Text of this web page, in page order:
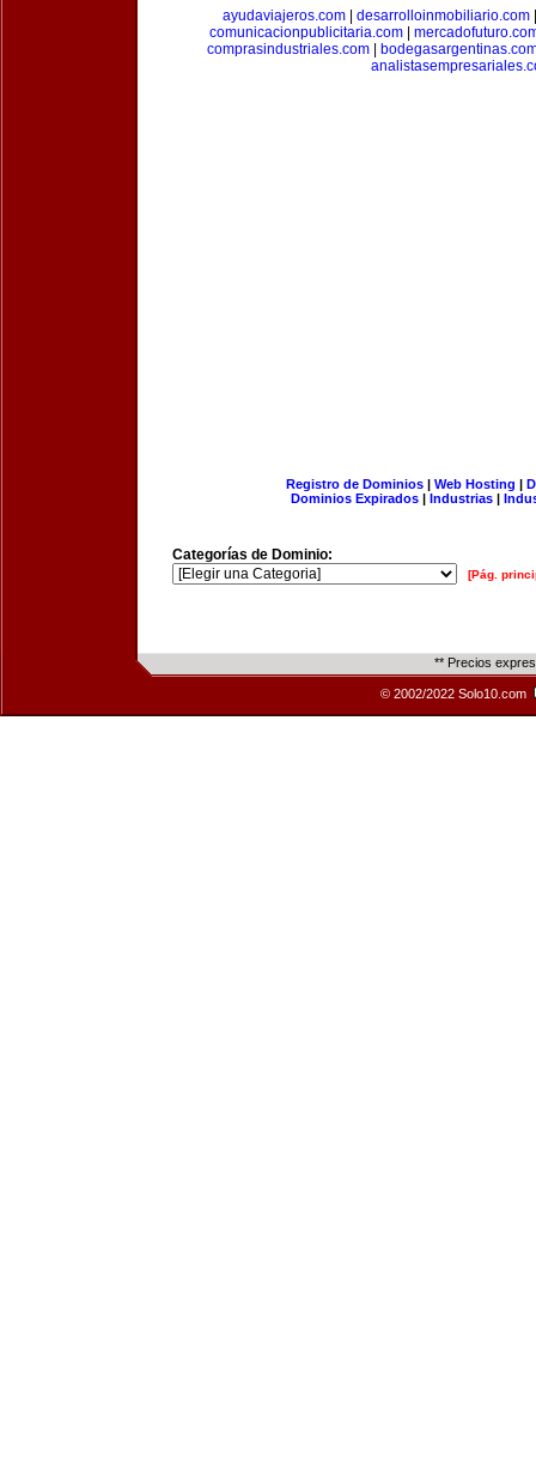
ayudaviajeros.com
desarrolloinmobiliario.com
comunicacionpublicitaria.com|
comprasindustriales.com
Registro de Dominios| Web Hosting |
Dominios Expirados | Industrias |
Categorías de Dominio:
[Pág.
** Precios
© 2002/2022 Solo10.com